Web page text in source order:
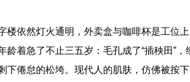
楼依然灯火通明，外卖盒与咖啡杯是工位
龄着急了不止三五岁：毛孔成了“插秧田”，
下倦怠的松垮。现代人的肌肤，仿佛被按